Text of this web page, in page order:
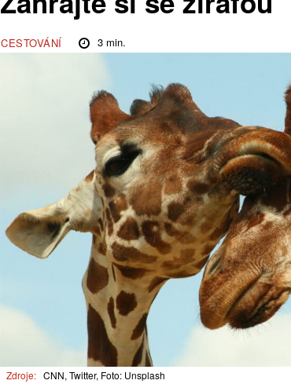
CESTOVÁNÍ 3min.
Zdroje: CNN, Twitter, Foto: Unsplash